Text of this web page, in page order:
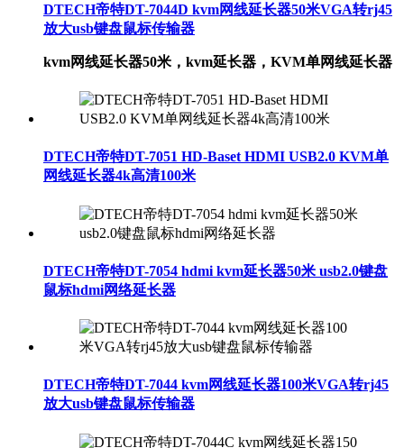
DTECH帝特DT-7044D kvm网线延长器50米VGA转rj45
放大usb键盘鼠标传输器
kvm网线延长器50米，kvm延长器，KVM单网线延长器
DTECH帝特DT-7051 HD-Baset HDMI USB2.0 KVM单
网线延长器4k高清100米
DTECH帝特DT-7054 hdmi kvm延长器50米 usb2.0键盘
鼠标hdmi网络延长器
DTECH帝特DT-7044 kvm网线延长器100米VGA转rj45
放大usb键盘鼠标传输器